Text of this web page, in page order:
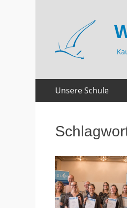
Primäres
Menü
Inhalt
Unsere Schule